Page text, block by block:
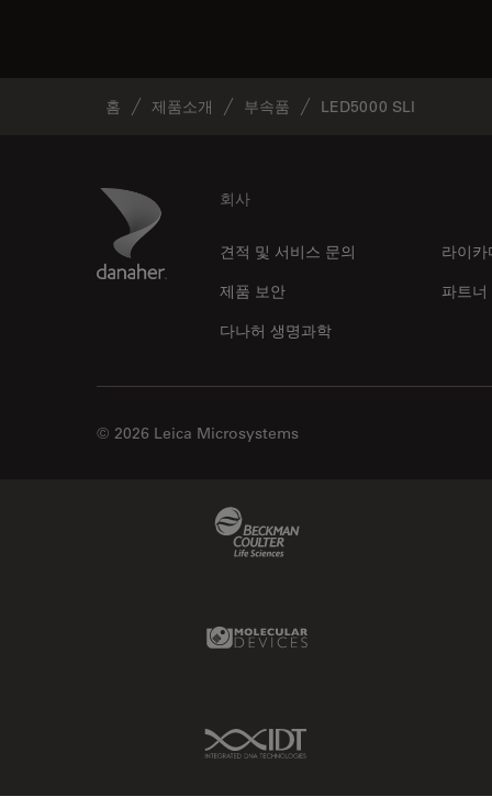
홈 제품소개 부속품 LED5000 SLI
Danaher Logo 회사
견적 및 서비스 문의
라이
제품 보안
파트너
다나허 생명과학
© 2026 Leica Microsystems
Molecular Devices Link
IDT Link